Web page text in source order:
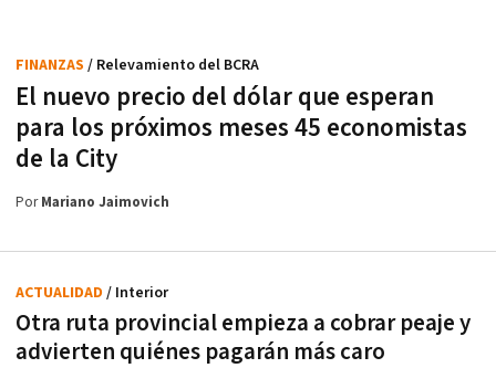
El nuevo precio del dólar que esperan
para los próximos meses 45 economistas
de la City
FINANZAS / Relevamiento del BCRA
PorMariano Jaimovich
Otra ruta provincial empieza a cobrar peaje y
advierten quiénes pagarán más caro
ACTUALIDAD / Interior